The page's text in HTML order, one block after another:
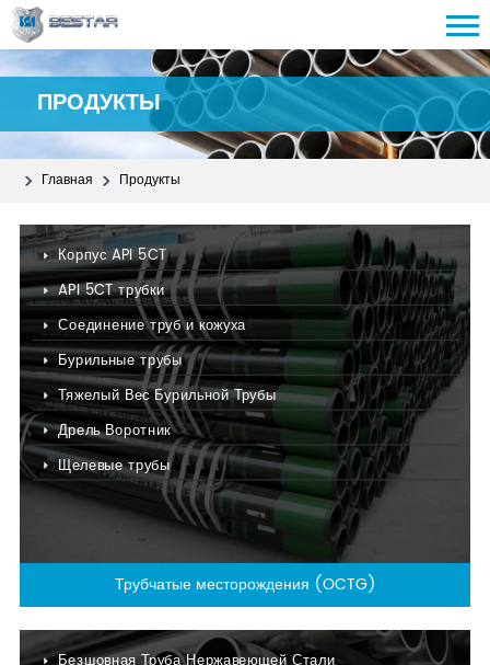
ПРОДУКТЫ
Главная Продукты
Корпус API 5CT
API 5CT трубки
Соединение труб и кожуха
Бурильные трубы
Тяжелый Вес Бурильной Трубы
Дрель Воротник
Щелевые трубы
Трубчатые месторождения (OCTG)